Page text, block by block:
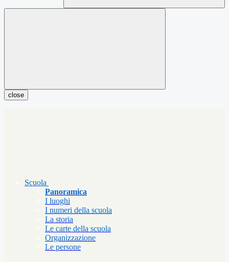
close
Scuola
Panoramica
I luoghi
I numeri della scuola
La storia
Le carte della scuola
Organizzazione
Le persone